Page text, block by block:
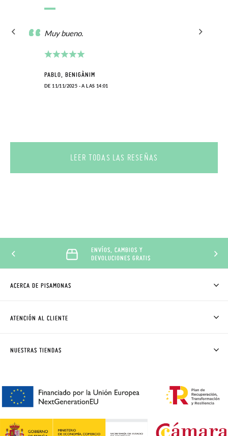
serán gratuitas, ¡no tienes que preocuparte por nada! Puedes
encargamos de enviarte un mensajero para que te recoja el
Muy bueno.
PABLO, BENIGÀNIM
DE 11/11/2025 - A LAS 14:01
LEER TODAS LAS RESEÑAS
ENVÍOS, CAMBIOS Y
DEVOLUCIONES GRATIS
ACERCA DE PISAMONAS
CÓMO COMPRAR
AVISO LEGAL, PRIVACIDAD Y COOKIES
REBAJAS
ATENCIÓN AL CLIENTE
PREGUNTAS FRECUENTES
NUESTRAS TIENDAS